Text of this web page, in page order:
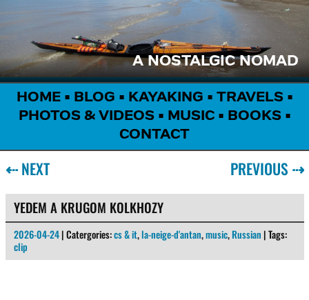
A NOSTALGIC NOMAD
HOME• BLOG • KAYAKING • TRAVELS •
PHOTOS & VIDEOS • MUSIC• BOOKS •
CONTACT
PREVIOUS ⇢
⇠NEXT
YEDEM A KRUGOM KOLKHOZY
2026-04-24| Catergories:cs & it,la-neige-d'antan,music,Russian | Tags:
clip